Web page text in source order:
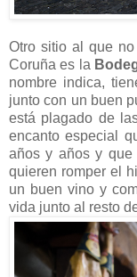
Otro sitio al que
Coruña es la
nombre indica,
junto con un buen
está plagado de
encanto especial
años y años y
quieren romper el
un buen vino y
vida junto al resto